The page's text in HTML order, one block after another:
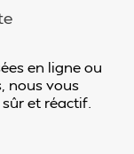
en ligne ou
nous vous
et réactif.